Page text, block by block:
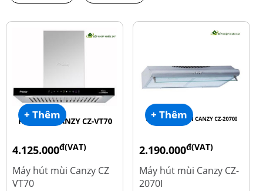
+ Thêm
4.125.000đ(VAT)
8.500.000
Máy hút mùi Canzy CZ
VT70
+ Thêm
2.190.000đ(VAT)
4.450.000
Máy hút mùi Canzy CZ-
2070I